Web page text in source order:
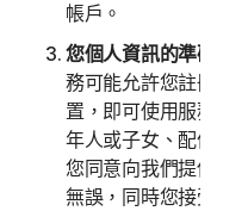
帳戶。
您個人資訊的準確度 (
務可能允許您註冊家
置，即可使用服務。
年人或子女、配偶或
您同意向我們提供有
無誤，同時您接受正